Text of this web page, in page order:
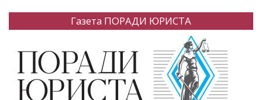
Газета ПОРАДИ ЮРИСТА